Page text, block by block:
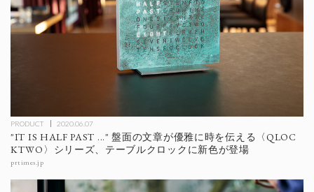
PRODUCT 2020.06.07
"IT IS HALF PAST ..." 盤面の文章が優雅に時を伝える〈QLOC
KTWO〉シリーズ、テーブルクロックに新色が登場
prtimes.jp